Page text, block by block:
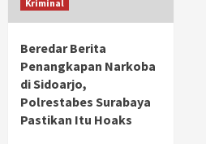
Kriminal
Beredar Berita
Penangkapan Narkoba
di Sidoarjo,
Polrestabes Surabaya
Pastikan Itu Hoaks